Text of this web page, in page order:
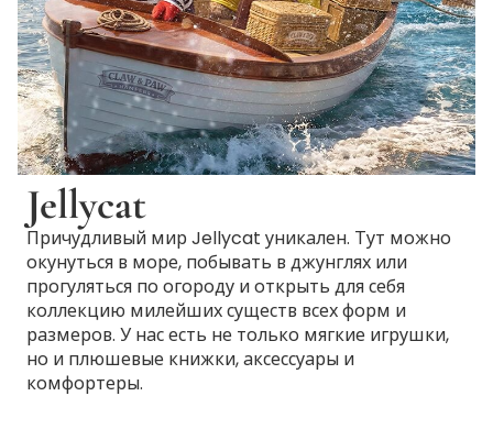
Jellycat
Причудливый мир Jellycat уникален. Тут можно
окунуться в море, побывать в джунглях или
прогуляться по огороду и открыть для себя
коллекцию милейших существ всех форм и
размеров. У нас есть не только мягкие игрушки,
но и плюшевые книжки, аксессуары и
комфортеры.